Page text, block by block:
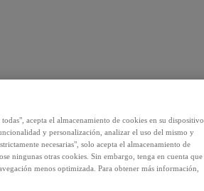
acepta el almacenamiento de cookies en su dispositivo
y personalización, analizar el uso del mismo y
necesarias", solo acepta el almacenamiento de
ningunas otras cookies. Sin embargo, tenga en cuenta que
menos optimizada. Para obtener más información,